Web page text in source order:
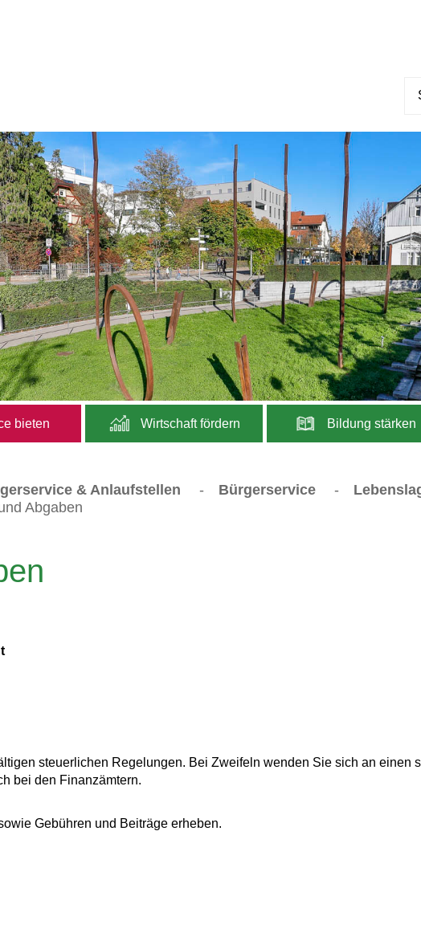
bieten Wirtschaft fördern Bildung stärken
& Anlaufstellen - Bürgerservice -
Abgaben
steuerlichen Regelungen. Bei Zweifeln wenden Sie sich an einen
bei den Finanzämtern.
Gebühren und Beiträge erheben.